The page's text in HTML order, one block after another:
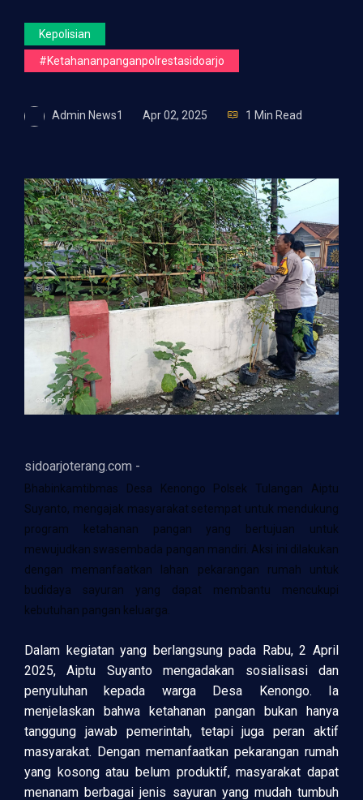
Kepolisian
#ketahananpanganpolrestasidoarjo
Admin News1 Apr 02, 2025 1 Min Read
sidoarjoterang.com -
Bhabinkamtibmas Desa Kenongo Polsek Tulangan Aiptu
Suyanto, mengajak masyarakat setempat untuk mendukung
program ketahanan pangan yang bertujuan untuk
mewujudkan swasembada pangan mandiri. Aksi ini dilakukan
dengan memanfaatkan lahan pekarangan rumah untuk
budidaya sayuran yang dapat membantu mencukupi
kebutuhan pangan keluarga.
Dalam kegiatan yang berlangsung pada Rabu, 2 April
2025, Aiptu Suyanto mengadakan sosialisasi dan
penyuluhan kepada warga Desa Kenongo. Ia
menjelaskan bahwa ketahanan pangan bukan hanya
tanggung jawab pemerintah, tetapi juga peran aktif
masyarakat. Dengan memanfaatkan pekarangan rumah
yang kosong atau belum produktif, masyarakat dapat
menanam berbagai jenis sayuran yang mudah tumbuh